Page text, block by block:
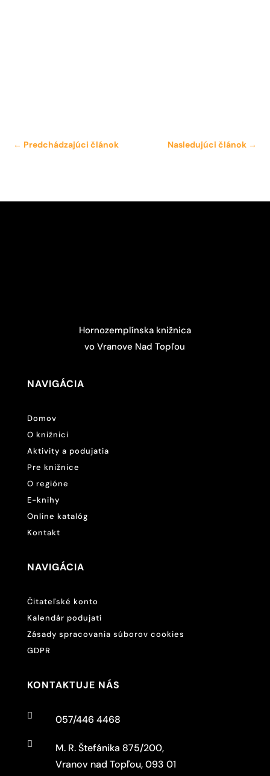
← Predchádzajúci článok Nasledujúci článok→
Hornozemplínska knižnica
vo Vranove Nad Topľou
NAVIGÁCIA
Domov
O knižnici
Aktivity a podujatia
Pre knižnice
O regióne
E-knihy
Online katalóg
Kontakt
NAVIGÁCIA
Čitateľské konto
Kalendár podujatí
Zásady spracovania súborov cookies
GDPR
KONTAKTUJE NÁS
 057/446 4468

M. R. Štefánika 875/200,
Vranov nad Topľou, 093 01